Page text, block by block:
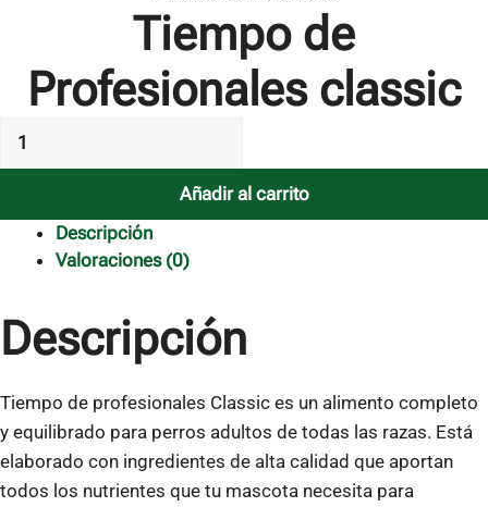
Tiempo de
Profesionales classic
cantidad
Añadir al carrito
Descripción
Valoraciones (0)
Descripción
Tiempo de profesionales Classic es un alimento completo
y equilibrado para perros adultos de todas las razas. Está
elaborado con ingredientes de alta calidad que aportan
todos los nutrientes que tu mascota necesita para